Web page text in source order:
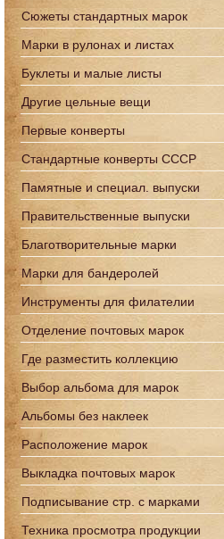
Сюжеты стандартных марок
Марки в рулонах и листах
Буклеты и малые листы
Другие цельные вещи
Первые конверты
Стандартные конверты СССР
Памятные и специал. выпуски
Правительственные выпуски
Благотворительные марки
Марки для бандеролей
Инструменты для филателии
Отделение почтовых марок
Где разместить коллекцию
Выбор альбома для марок
Альбомы без наклеек
Расположение марок
Выкладка почтовых марок
Подписывание стр. с марками
Техника просмотра продукции